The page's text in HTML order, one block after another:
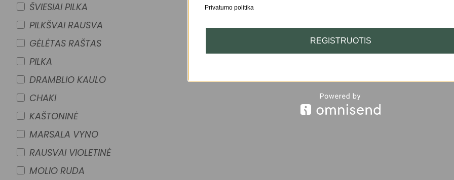
ŠVIESIAI PILKA
PILKŠVAI RAUSVA
GĖLĖTAS RAŠTAS
PILKA
DRAMBLIO KAULO
CHAKI
KAŠTONINĖ
MARSALA VYNO
RAUSVAI VIOLETINĖ
MOLIO RUDA
Privatumo politika
REGISTRUOTIS